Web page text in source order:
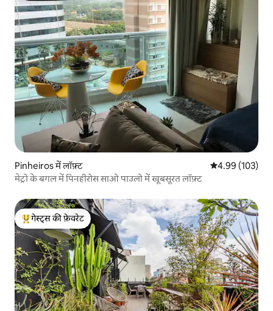
Pinheiros में लॉफ़्ट औसत रेटिंग 5 में से
4.99 (103)
मेट्रो के बगल में पिनहीरोस साओ पाउलो में खूबसूरत लॉफ़्ट
गेस्ट्स का टॉप फ़ेवरेट
गेस्ट्स की फ़ेवरेट